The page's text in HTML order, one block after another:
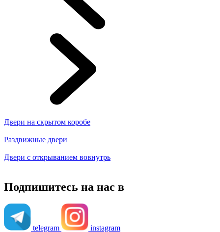
Двери на скрытом коробе
Раздвижные двери
Двери с открыванием вовнутрь
Подпишитесь на нас в
telegram instagram